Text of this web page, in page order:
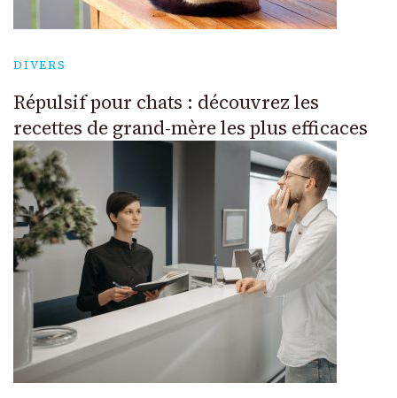
DIVERS
Répulsif pour chats : découvrez les
recettes de grand-mère les plus efficaces